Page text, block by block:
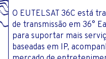
O EUTELSAT 36C está
de transmissão em 36°
para suportar mais
baseadas em IP,